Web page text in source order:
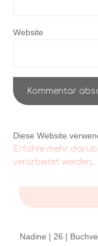
Website
Diese Website
Erfahre mehr
verarbeitet werden
Nadine | 26 |